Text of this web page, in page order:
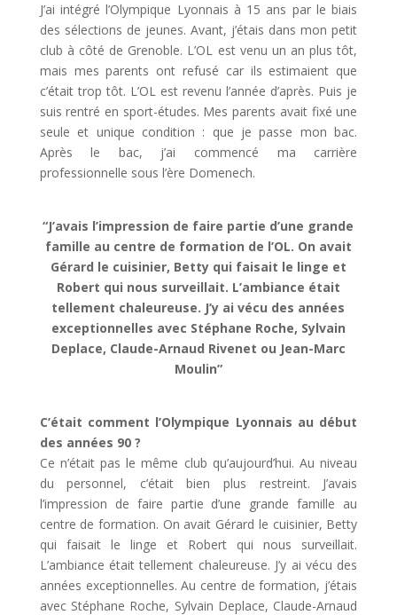
J’ai intégré l’Olympique Lyonnais à 15 ans par le biais
des sélections de jeunes. Avant, j’étais dans mon petit
club à côté de Grenoble. L’OL est venu un an plus tôt,
mais mes parents ont refusé car ils estimaient que
c’était trop tôt. L’OL est revenu l’année d’après. Puis je
suis rentré en sport-études. Mes parents avait fixé une
seule et unique condition : que je passe mon bac.
Après le bac, j’ai commencé ma carrière
professionnelle sous l’ère Domenech.
“J’avais l’impression de faire partie d’une grande
famille au centre de formation de l’OL. On avait
Gérard le cuisinier, Betty qui faisait le linge et
Robert qui nous surveillait. L’ambiance était
tellement chaleureuse. J’y ai vécu des années
exceptionnelles avec Stéphane Roche, Sylvain
Deplace, Claude-Arnaud Rivenet ou Jean-Marc
Moulin”
C’était comment l’Olympique Lyonnais au début
des années 90 ?
Ce n’était pas le même club qu’aujourd’hui. Au niveau
du personnel, c’était bien plus restreint. J’avais
l’impression de faire partie d’une grande famille au
centre de formation. On avait Gérard le cuisinier, Betty
qui faisait le linge et Robert qui nous surveillait.
L’ambiance était tellement chaleureuse. J’y ai vécu des
années exceptionnelles. Au centre de formation, j’étais
avec Stéphane Roche, Sylvain Deplace, Claude-Arnaud